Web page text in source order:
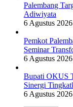
Palembang
Adiwiyata
6 Agustus 2026
Pemkot
Seminar
6 Agustus 2026
Bupati OKUS
Sinergi
6 Agustus 2026